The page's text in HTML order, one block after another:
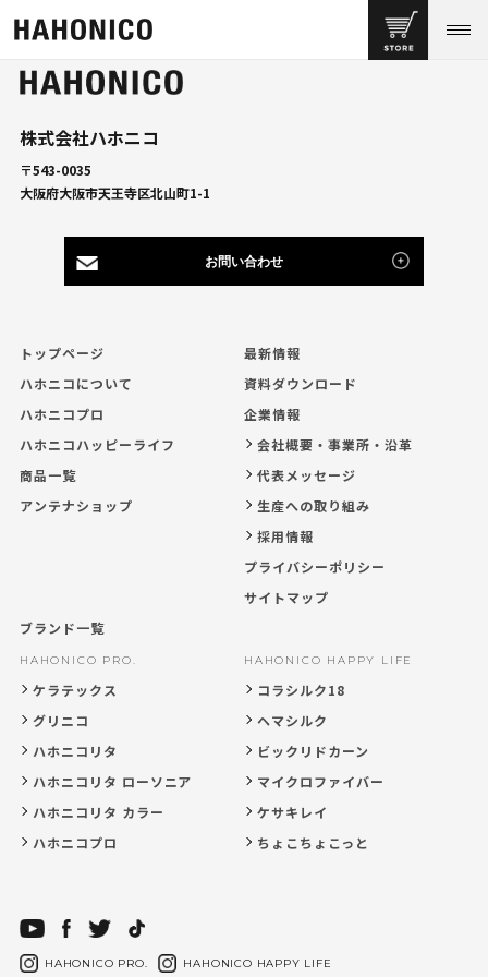
株式会社ハホニコ
〒543-0035
大阪府大阪市天王寺区北山町1-1
お問い合わせ
トップページ
ハホニコについて
ハホニコプロ
ハホニコハッピーライフ
商品一覧
アンテナショップ
ブランド一覧
HAHONICO PRO.
ケラテックス
グリニコ
ハホニコリタ
ハホニコリタ ローソニア
ハホニコリタ カラー
ハホニコプロ
HAHONICO HAPPY LIFE
コラシルク18
ヘマシルク
ビックリドカーン
マイクロファイバー
ケサキレイ
ちょこちょこっと
最新情報
資料ダウンロード
企業情報
会社概要・事業所・沿革
代表メッセージ
生産への取り組み
採用情報
プライバシーポリシー
サイトマップ
HAHONICO PRO. HAHONICO HAPPY LIFE